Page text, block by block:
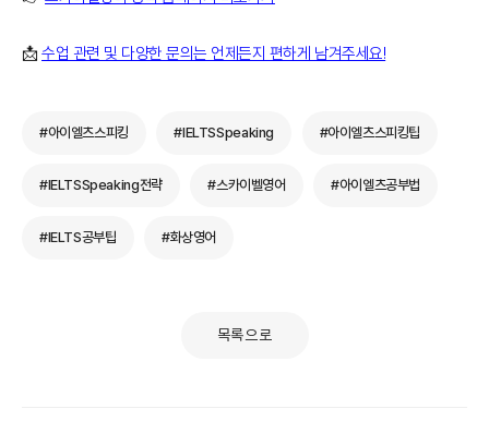
📩수업 관련 및 다양한 문의는 언제든지 편하게 남겨주세요!
#아이엘츠스피킹 #IELTSSpeaking #아이엘츠스피킹팁
#IELTSSpeaking전략 #스카이벨영어 #아이엘츠공부법
#IELTS공부팁 #화상영어
목록으로